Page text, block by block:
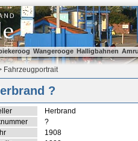
Wangerooge Halligbahnen
Fahrzeugportrait
?
Herbrand
?
1908